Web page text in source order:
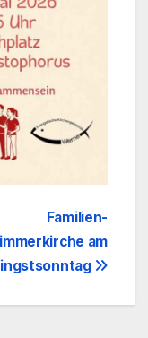
Familien-
am